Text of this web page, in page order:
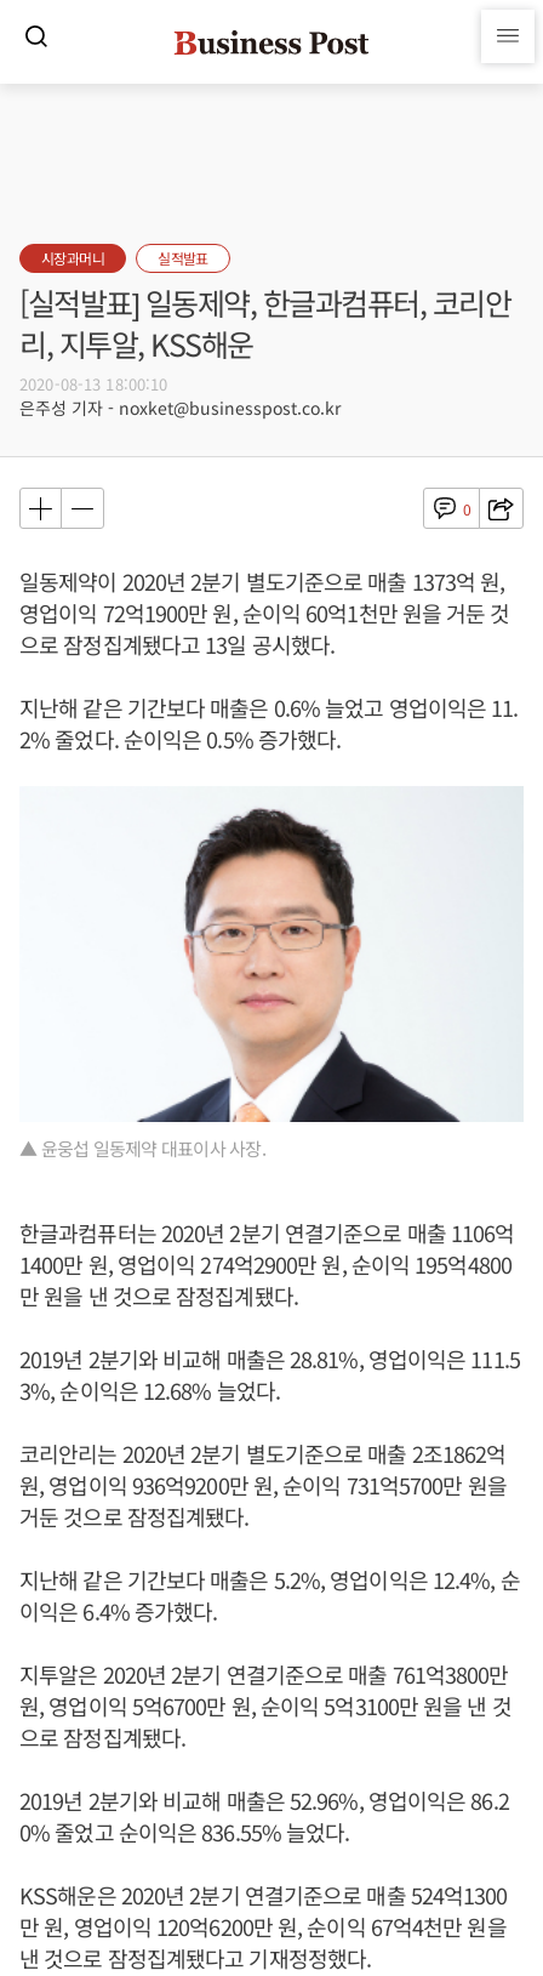
시장과머니 실적발표
[실적발표] 일동제약, 한글과컴퓨터, 코리안
리, 지투알, KSS해운
2020-08-13 18:00:10
은주성 기자 - noxket@businesspost.co.kr
0
일동제약이 2020년 2분기 별도기준으로 매출 1373억 원,
영업이익 72억1900만 원, 순이익 60억1천만 원을 거둔 것
으로 잠정집계됐다고 13일 공시했다.
지난해 같은 기간보다 매출은 0.6% 늘었고 영업이익은 11.
2% 줄었다. 순이익은 0.5% 증가했다.
▲ 윤웅섭 일동제약 대표이사 사장.
한글과컴퓨터는 2020년 2분기 연결기준으로 매출 1106억
1400만 원, 영업이익 274억2900만 원, 순이익 195억4800
만 원을 낸 것으로 잠정집계됐다.
2019년 2분기와 비교해 매출은 28.81%, 영업이익은 111.5
3%, 순이익은 12.68% 늘었다.
코리안리는 2020년 2분기 별도기준으로 매출 2조1862억
원, 영업이익 936억9200만 원, 순이익 731억5700만 원을
거둔 것으로 잠정집계됐다.
지난해 같은 기간보다 매출은 5.2%, 영업이익은 12.4%, 순
이익은 6.4% 증가했다.
지투알은 2020년 2분기 연결기준으로 매출 761억3800만
원, 영업이익 5억6700만 원, 순이익 5억3100만 원을 낸 것
으로 잠정집계됐다.
2019년 2분기와 비교해 매출은 52.96%, 영업이익은 86.2
0% 줄었고 순이익은 836.55% 늘었다.
KSS해운은 2020년 2분기 연결기준으로 매출 524억1300
만 원, 영업이익 120억6200만 원, 순이익 67억4천만 원을
낸 것으로 잠정집계됐다고 기재정정했다.